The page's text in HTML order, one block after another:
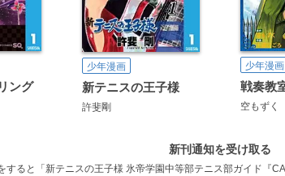
ング
少年漫画
新テニスの王子様
許斐剛
少年漫画
戦奏教
空もずく
新刊通知を受け取る
すると「新テニスの王子様 氷帝学園中等部テニス部ガイド『